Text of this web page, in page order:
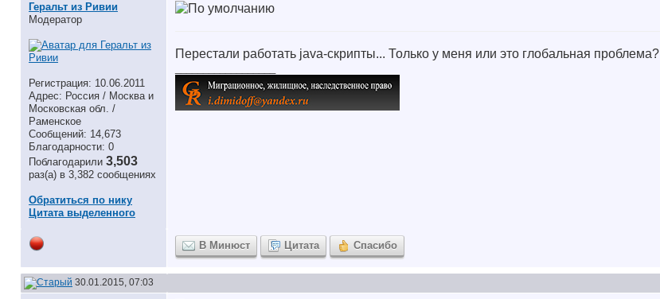
Геральт из Ривии
Модератор
Регистрация: 10.06.2011
Адрес: Россия / Москва и
Московская обл. /
Раменское
Сообщений: 14,673
Благодарности: 0
Поблагодарили 3,503
раз(а) в 3,382 сообщениях
Обратиться по нику
Цитата выделенного
Перестали работать java-скрипты... Только у меня или это глобальная проблема?
В Минюст Цитата Спасибо
30.01.2015, 07:03